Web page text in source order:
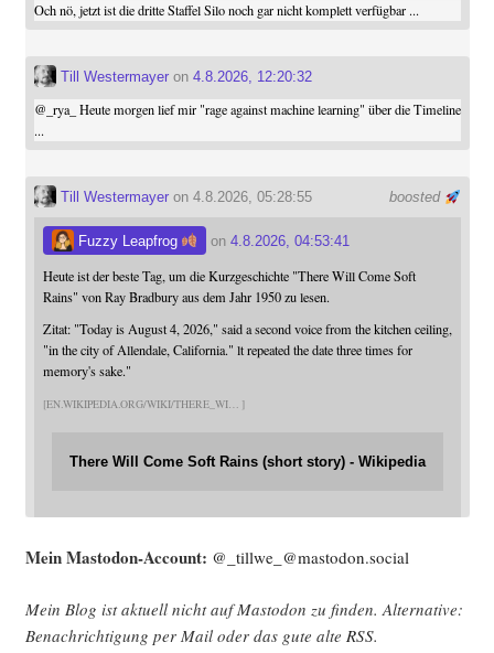
Och nö, jetzt ist die dritte Staffel Silo noch gar nicht komplett verfügbar ...
Till Westermayeron 4.8.2026, 12:20:32
@ _rya_ Heute morgen lief mir "rage against machine learning" über die Timeline
...
boosted
Till Westermayeron 4.8.2026, 05:28:55
Fuzzy Leapfrog on4.8.2026, 04:53:41
Heute ist der beste Tag, um die Kurzgeschichte "There Will Come Soft
Rains" von Ray Bradbury aus dem Jahr 1950 zu lesen.
Zitat: "Today is August 4, 2026," said a second voice from the kitchen ceiling,
"in the city of Allendale, California." lt repeated the date three times for
memory's sake."
EN.WIKIPEDIA.ORG/WIKI/THERE_WI
There Will Come Soft Rains (short story) - Wikipedia
Mein Mast­o­don-Account: @_tillwe_@mastodon.social
Mein Blog ist aktu­ell nicht auf Mast­o­don zu fin­den. Alter­na­ti­ve:
Benach­rich­ti­gung per Mail oder das gute alte RSS.